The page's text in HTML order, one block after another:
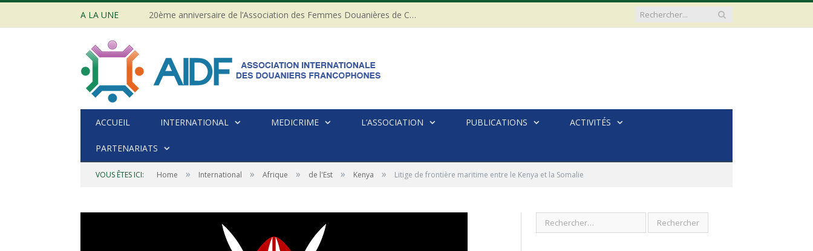
A LA UNE 20ème anniversaire de l’Association des Femmes Douanières de Côte d’ivoire
ACCUEIL INTERNATIONAL MEDICRIME L’ASSOCIATION PUBLICATIONS ACTIVITÉS
PARTENARIATS
VOUS ÊTES ICI: Home » International » Afrique » de l'Est » Kenya » Litige de frontière maritime entre le Kenya et la Somalie